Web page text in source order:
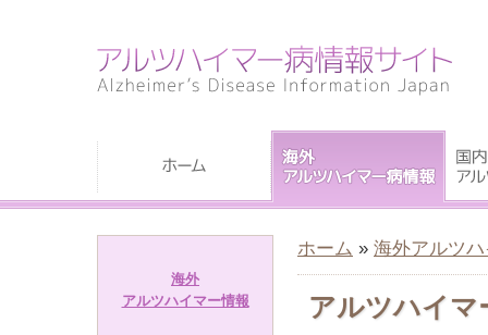
ホーム » 海外アルツ
アルツハイマ
海外
アルツハイマー情報